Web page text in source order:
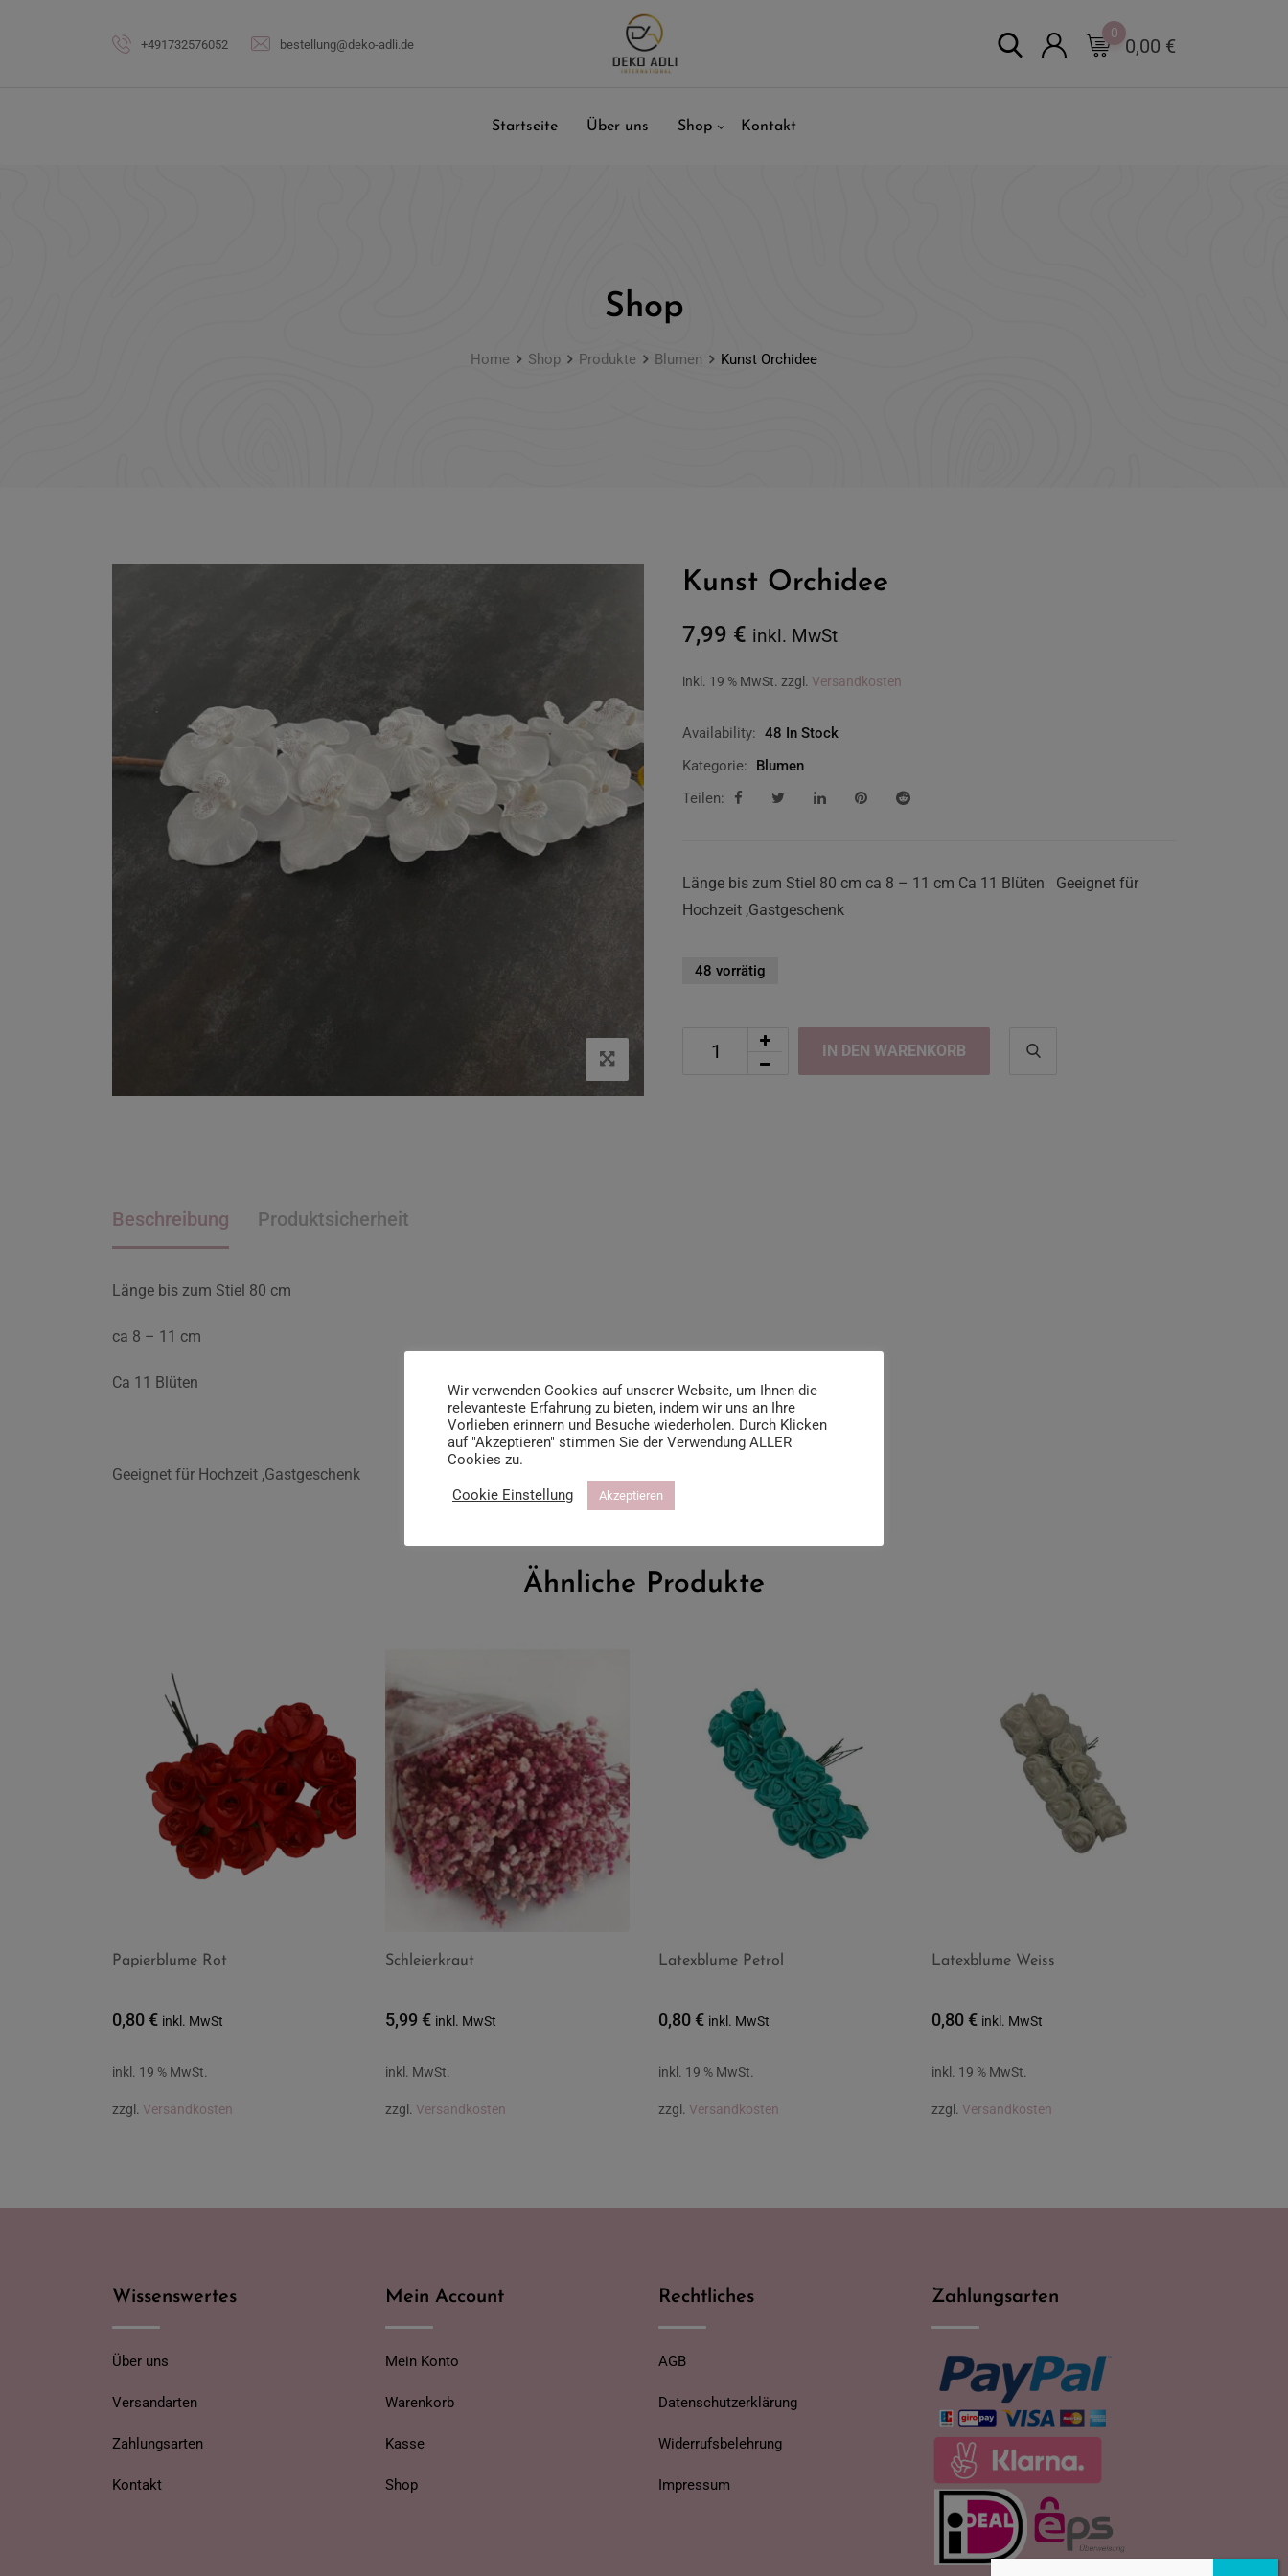
+491732576052 bestellung@deko-adli.de 0,00 €
0
Startseite Über uns Shop Kontakt
Shop
Home Shop Produkte Blumen Kunst Orchidee
Kunst Orchidee
7,99 € inkl. MwSt
inkl. 19 % MwSt. zzgl. Versandkosten
Availability: 48 In Stock
Kategorie:
Blumen
Teilen:
Länge bis zum Stiel 80 cm ca 8 – 11 cm Ca 11 Blüten Geeignet für
Hochzeit ,Gastgeschenk
48 vorrätig
IN DEN WARENKORB
Beschreibung Produktsicherheit
Länge bis zum Stiel 80 cm
ca 8 – 11 cm
Ca 11 Blüten
Geeignet für Hochzeit ,Gastgeschenk
Ähnliche Produkte
Papierblume Rot
0,80 € inkl. MwSt
inkl. 19 % MwSt.
zzgl. Versandkosten
Schleierkraut
5,99 € inkl. MwSt
inkl. MwSt.
zzgl. Versandkosten
Latexblume Petrol
0,80 € inkl. MwSt
inkl. 19 % MwSt.
zzgl. Versandkosten
Latexblume Weiss
0,80 € inkl. MwSt
inkl. 19 % MwSt.
zzgl. Versandkosten
Wissenswertes
Über uns
Versandarten
Zahlungsarten
Kontakt
Mein Account
Mein Konto
Warenkorb
Kasse
Shop
Rechtliches
AGB
Datenschutzerklärung
Widerrufsbelehrung
Impressum
Zahlungsarten
Wir verwenden Cookies auf unserer Website, um Ihnen die
relevanteste Erfahrung zu bieten, indem wir uns an Ihre
Vorlieben erinnern und Besuche wiederholen. Durch Klicken
auf "Akzeptieren" stimmen Sie der Verwendung ALLER
Cookies zu.
Cookie Einstellung Akzeptieren